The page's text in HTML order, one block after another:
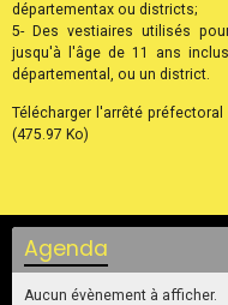
départementax ou districts;
5- Des vestiaires utilisés
jusqu'à l'âge de 11 ans
départemental, ou un district.
Télécharger l'arrêté préfectoral
(475.97 Ko)
Agenda
Aucun évènement à afficher.